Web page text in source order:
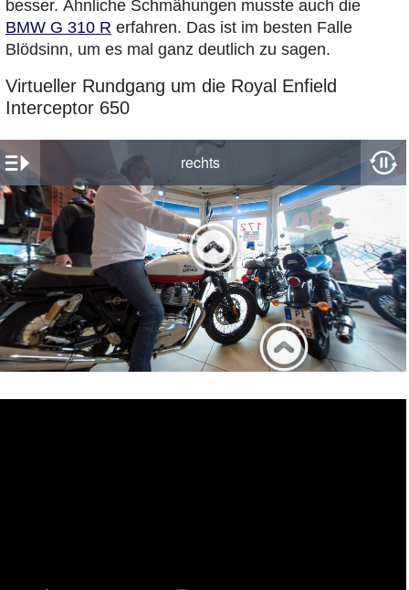
besser. Ähnliche Schmähungen musste auch die
BMW G 310 R erfahren. Das ist im besten Falle
Blödsinn, um es mal ganz deutlich zu sagen.
Virtueller Rundgang um die Royal Enfield
Interceptor 650